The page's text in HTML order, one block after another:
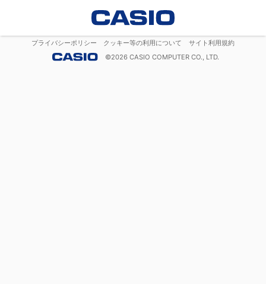
プライバシーポリシー クッキー等の利用について
サイト利用規約
©2026 CASIO COMPUTER CO., LTD.